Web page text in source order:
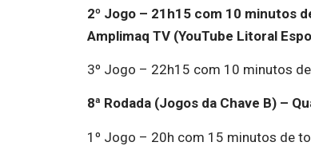
2º Jogo – 21h15 com 10 minutos
Amplimaq TV (YouTube Litoral
3º Jogo – 22h15 com 10 minutos
8ª Rodada (Jogos da Chave B) –
1º Jogo – 20h com 15 minutos de